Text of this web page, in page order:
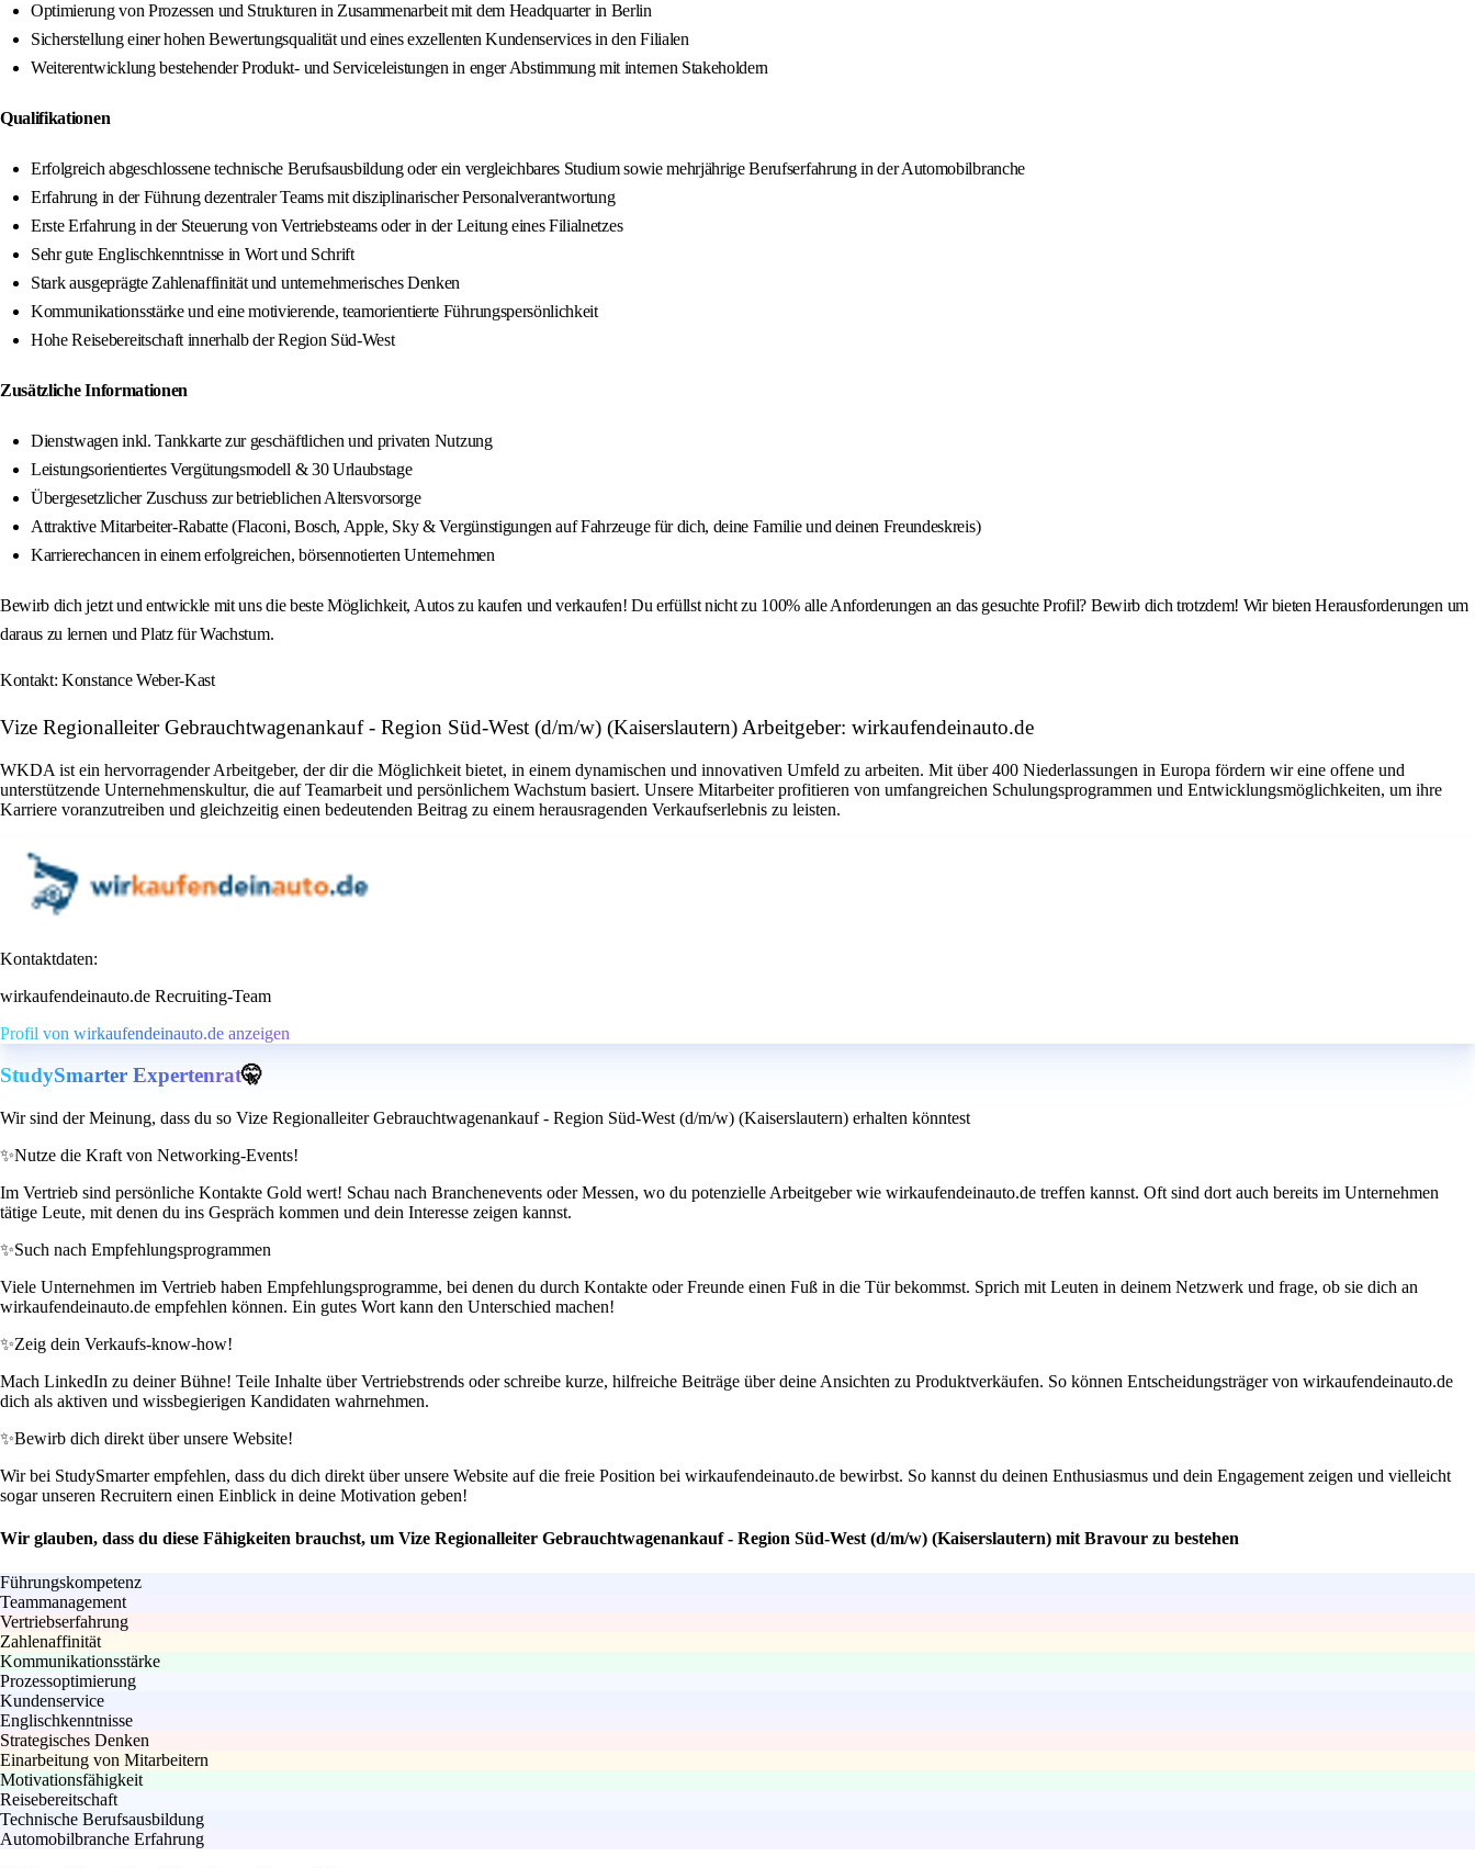
Optimierung von Prozessen und Strukturen in Zusammenarbeit mit dem Headquarter in Berlin
Sicherstellung einer hohen Bewertungsqualität und eines exzellenten Kundenservices in den Filialen
Weiterentwicklung bestehender Produkt- und Serviceleistungen in enger Abstimmung mit internen Stakeholdern
Qualifikationen
Erfolgreich abgeschlossene technische Berufsausbildung oder ein vergleichbares Studium sowie mehrjährige Berufserfahrung in der Automobilbranche
Erfahrung in der Führung dezentraler Teams mit disziplinarischer Personalverantwortung
Erste Erfahrung in der Steuerung von Vertriebsteams oder in der Leitung eines Filialnetzes
Sehr gute Englischkenntnisse in Wort und Schrift
Stark ausgeprägte Zahlenaffinität und unternehmerisches Denken
Kommunikationsstärke und eine motivierende, teamorientierte Führungspersönlichkeit
Hohe Reisebereitschaft innerhalb der Region Süd-West
Zusätzliche Informationen
Dienstwagen inkl. Tankkarte zur geschäftlichen und privaten Nutzung
Leistungsorientiertes Vergütungsmodell & 30 Urlaubstage
Übergesetzlicher Zuschuss zur betrieblichen Altersvorsorge
Attraktive Mitarbeiter-Rabatte (Flaconi, Bosch, Apple, Sky & Vergünstigungen auf Fahrzeuge für dich, deine Familie und deinen Freundeskreis)
Karrierechancen in einem erfolgreichen, börsennotierten Unternehmen
Bewirb dich jetzt und entwickle mit uns die beste Möglichkeit, Autos zu kaufen und verkaufen! Du erfüllst nicht zu 100% alle Anforderungen an das gesuchte Profil? Bewirb dich trotzdem! Wir bieten Herausforderungen um
daraus zu lernen und Platz für Wachstum.
Kontakt: Konstance Weber-Kast
Vize Regionalleiter Gebrauchtwagenankauf - Region Süd-West (d/m/w) (Kaiserslautern) Arbeitgeber: wirkaufendeinauto.de
WKDA ist ein hervorragender Arbeitgeber, der dir die Möglichkeit bietet, in einem dynamischen und innovativen Umfeld zu arbeiten. Mit über 400 Niederlassungen in Europa fördern wir eine offene und
unterstützende Unternehmenskultur, die auf Teamarbeit und persönlichem Wachstum basiert. Unsere Mitarbeiter profitieren von umfangreichen Schulungsprogrammen und Entwicklungsmöglichkeiten, um ihre
Karriere voranzutreiben und gleichzeitig einen bedeutenden Beitrag zu einem herausragenden Verkaufserlebnis zu leisten.
Kontaktdaten:
wirkaufendeinauto.de Recruiting-Team
Profil von wirkaufendeinauto.de anzeigen
StudySmarter Expertenrat🤫
Wir sind der Meinung, dass du so Vize Regionalleiter Gebrauchtwagenankauf - Region Süd-West (d/m/w) (Kaiserslautern) erhalten könntest
✨Nutze die Kraft von Networking-Events!
Im Vertrieb sind persönliche Kontakte Gold wert! Schau nach Branchenevents oder Messen, wo du potenzielle Arbeitgeber wie wirkaufendeinauto.de treffen kannst. Oft sind dort auch bereits im Unternehmen
tätige Leute, mit denen du ins Gespräch kommen und dein Interesse zeigen kannst.
✨Such nach Empfehlungsprogrammen
Viele Unternehmen im Vertrieb haben Empfehlungsprogramme, bei denen du durch Kontakte oder Freunde einen Fuß in die Tür bekommst. Sprich mit Leuten in deinem Netzwerk und frage, ob sie dich an
wirkaufendeinauto.de empfehlen können. Ein gutes Wort kann den Unterschied machen!
✨Zeig dein Verkaufs-know-how!
Mach LinkedIn zu deiner Bühne! Teile Inhalte über Vertriebstrends oder schreibe kurze, hilfreiche Beiträge über deine Ansichten zu Produktverkäufen. So können Entscheidungsträger von wirkaufendeinauto.de
dich als aktiven und wissbegierigen Kandidaten wahrnehmen.
✨Bewirb dich direkt über unsere Website!
Wir bei StudySmarter empfehlen, dass du dich direkt über unsere Website auf die freie Position bei wirkaufendeinauto.de bewirbst. So kannst du deinen Enthusiasmus und dein Engagement zeigen und vielleicht
sogar unseren Recruitern einen Einblick in deine Motivation geben!
Wir glauben, dass du diese Fähigkeiten brauchst, um Vize Regionalleiter Gebrauchtwagenankauf - Region Süd-West (d/m/w) (Kaiserslautern) mit Bravour zu bestehen
Führungskompetenz
Teammanagement
Vertriebserfahrung
Zahlenaffinität
Kommunikationsstärke
Prozessoptimierung
Kundenservice
Englischkenntnisse
Strategisches Denken
Einarbeitung von Mitarbeitern
Motivationsfähigkeit
Reisebereitschaft
Technische Berufsausbildung
Automobilbranche Erfahrung